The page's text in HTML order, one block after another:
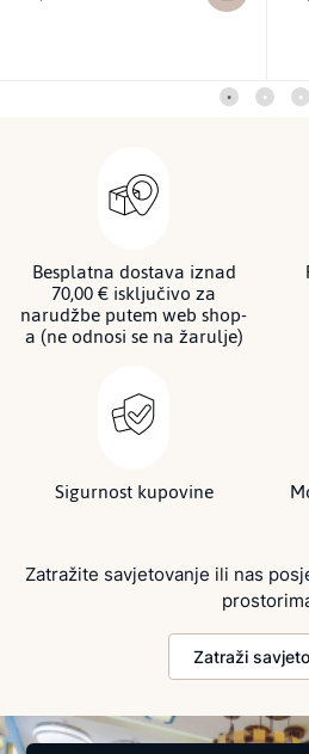
Besplatna dostava iznad
70,00 € isključivo za
narudžbe putem web shop-
a (ne odnosi se na žarulje)
Sigurnost kupovine
Zatražite savjetovanje ili nas
Zatraži